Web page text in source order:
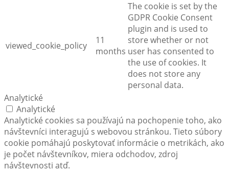
viewed_cookie_policy
11
months
The cookie is set by the
GDPR Cookie Consent
plugin and is used to
store whether or not
user has consented to
the use of cookies. It
does not store any
personal data.
Analytické
Analytické
Analytické cookies sa používajú na pochopenie toho, ako
návštevníci interagujú s webovou stránkou. Tieto súbory
cookie pomáhajú poskytovať informácie o metrikách, ako
je počet návštevníkov, miera odchodov, zdroj
návštevnosti atď.